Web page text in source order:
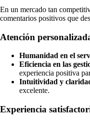
En un mercado tan
comentarios positivos que
Atención
Humanidad en el
Eficiencia en las
experiencia positiva
Intuitividad y
excelente.
Experiencia